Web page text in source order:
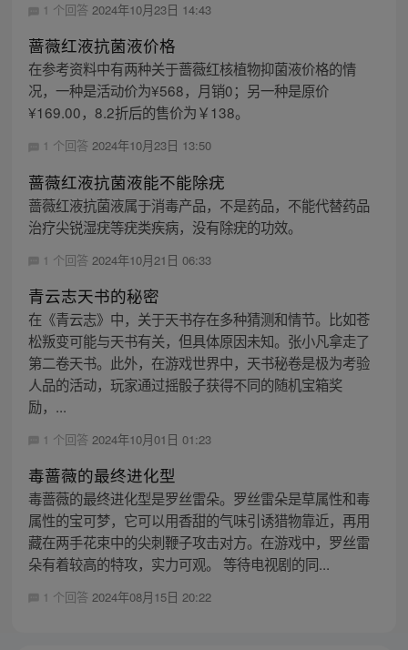
1 个回答 2024年10月23日 14:43
蔷薇红液抗菌液价格
在参考资料中有两种关于蔷薇红核植物抑菌液价格的情
况，一种是活动价为¥568，月销0；另一种是原价
¥169.00，8.2折后的售价为￥138。
1 个回答 2024年10月23日 13:50
蔷薇红液抗菌液能不能除疣
蔷薇红液抗菌液属于消毒产品，不是药品，不能代替药品
治疗尖锐湿疣等疣类疾病，没有除疣的功效。
1 个回答 2024年10月21日 06:33
青云志天书的秘密
在《青云志》中，关于天书存在多种猜测和情节。比如苍
松叛变可能与天书有关，但具体原因未知。张小凡拿走了
第二卷天书。此外，在游戏世界中，天书秘卷是极为考验
人品的活动，玩家通过摇骰子获得不同的随机宝箱奖
励，...
1 个回答 2024年10月01日 01:23
毒蔷薇的最终进化型
毒蔷薇的最终进化型是罗丝雷朵。罗丝雷朵是草属性和毒
属性的宝可梦，它可以用香甜的气味引诱猎物靠近，再用
藏在两手花束中的尖刺鞭子攻击对方。在游戏中，罗丝雷
朵有着较高的特攻，实力可观。 等待电视剧的同...
1 个回答 2024年08月15日 20:22